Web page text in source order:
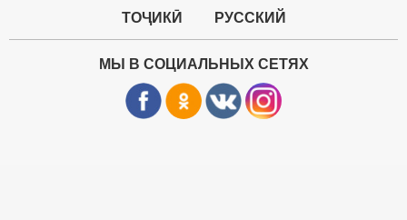
ТОҶИКӢ РУССКИЙ
МЫ В СОЦИАЛЬНЫХ СЕТЯХ